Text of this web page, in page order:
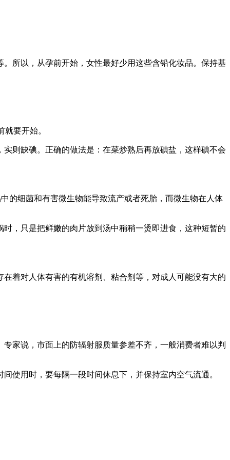
所以，从孕前开始，女性最好少用这些含铅化妆品。保持基
就要开始。
则缺碘。正确的做法是：在菜炒熟后再放碘盐，这样碘不会
的细菌和有害微生物能导致流产或者死胎，而微生物在人体
时，只是把鲜嫩的肉片放到汤中稍稍一烫即进食，这种短暂的
着对人体有害的有机溶剂、粘合剂等，对成人可能没有大的
家说，市面上的防辐射服质量参差不齐，一般消费者难以判
使用时，要每隔一段时间休息下，并保持室内空气流通。